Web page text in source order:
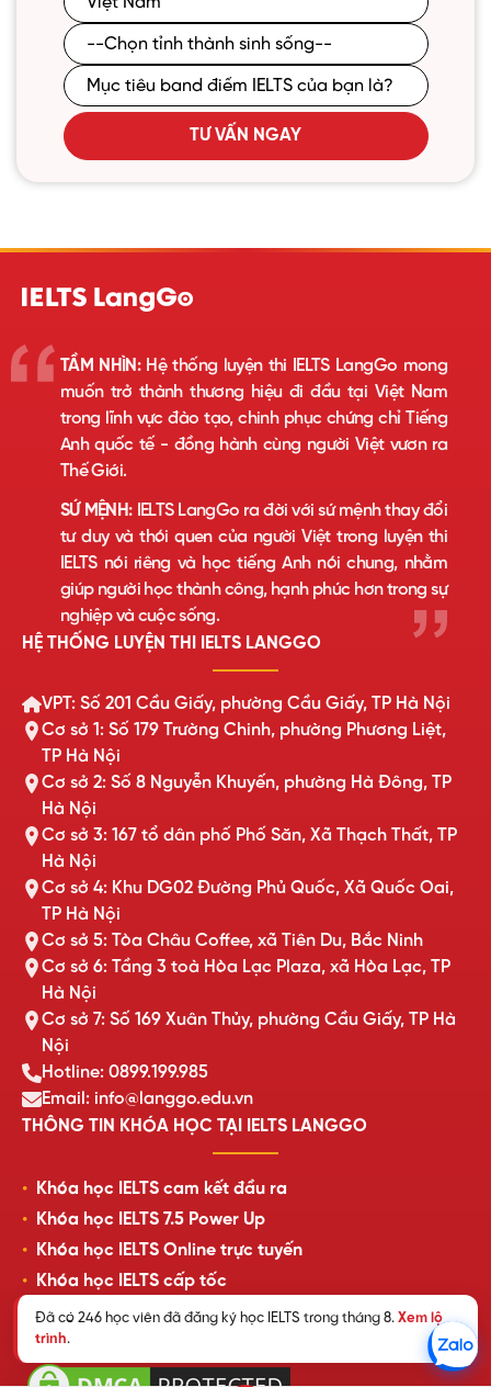
TƯ VẤN NGAY
Đã có 246 học viên đã đăng ký học IELTS trong tháng 8. Xem lộ
trình.
TẦM NHÌN:Hệ thống luyện thi IELTS LangGo mong
muốn trở thành thương hiệu đi đầu tại Việt Nam
trong lĩnh vực đào tạo, chinh phục chứng chỉ Tiếng
Anh quốc tế - đồng hành cùng người Việt vươn ra
Thế Giới.
SỨ MỆNH:IELTS LangGo ra đời với sứ mệnh thay đổi
tư duy và thói quen của người Việt trong luyện thi
IELTS nói riêng và học tiếng Anh nói chung, nhằm
giúp người học thành công, hạnh phúc hơn trong sự
nghiệp và cuộc sống.
HỆ THỐNG LUYỆN THI IELTS LANGGO
VPT: Số 201 Cầu Giấy, phường Cầu Giấy, TP Hà Nội
Cơ sở 1: Số 179 Trường Chinh, phường Phương Liệt,
TP Hà Nội
Cơ sở 2: Số 8 Nguyễn Khuyến, phường Hà Đông, TP
Hà Nội
Cơ sở 3: 167 tổ dân phố Phố Săn, Xã Thạch Thất, TP
Hà Nội
Cơ sở 4: Khu DG02 Đường Phủ Quốc, Xã Quốc Oai,
TP Hà Nội
Cơ sở 5: Tòa Châu Coffee, xã Tiên Du, Bắc Ninh
Cơ sở 6: Tầng 3 toà Hòa Lạc Plaza, xã Hòa Lạc, TP
Hà Nội
Cơ sở 7: Số 169 Xuân Thủy, phường Cầu Giấy, TP Hà
Nội
Hotline: 0899.199.985
Email: info@langgo.edu.vn
THÔNG TIN KHÓA HỌC TẠI IELTS LANGGO
Khóa học IELTS cam kết đầu ra
Khóa học IELTS 7.5 Power Up
Khóa học IELTS Online trực tuyến
Khóa học IELTS cấp tốc
Lịch khai giảng lớp học mới nhất
Review của học viên LangGo